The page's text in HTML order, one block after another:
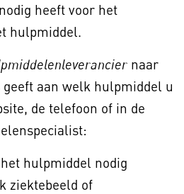
heeft voor het
hulpmiddel.
naar
aan welk hulpmiddel u
de telefoon of in de
hulpmiddel nodig
ziektebeeld of